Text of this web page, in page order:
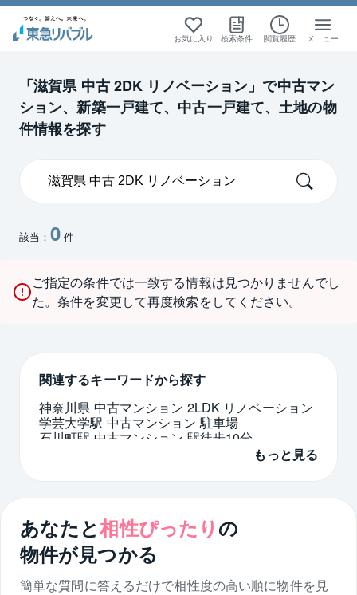
お気に入り 検索条件 閲覧履歴 メニュー
「滋賀県 中古 2DK リノベーション」で中古マン
ション、新築一戸建て、中古一戸建て、土地の物
件情報を探す
該当： 0 件
ご指定の条件では一致する情報は見つかりませんでし
た。条件を変更して再度検索をしてください。
関連するキーワードから探す
神奈川県 中古マンション 2LDK リノベーション
学芸大学駅 中古マンション 駐車場
石川町駅 中古マンション 駅徒歩10分
タワーマンション 駐車場空あり 3LDK 東京都 江
もっと見る
あなたと相性ぴったり の
物件が見つかる
簡単な質問に答えるだけで相性度の高い順に物件を 見